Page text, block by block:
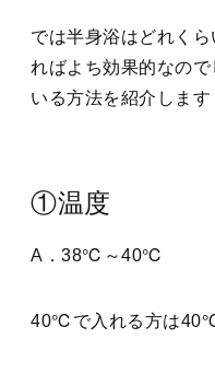
では半身浴はどれく
ればよち効果的なの
いる方法を紹介します
①温度
A．38℃～40℃
40℃で入れる方は40℃